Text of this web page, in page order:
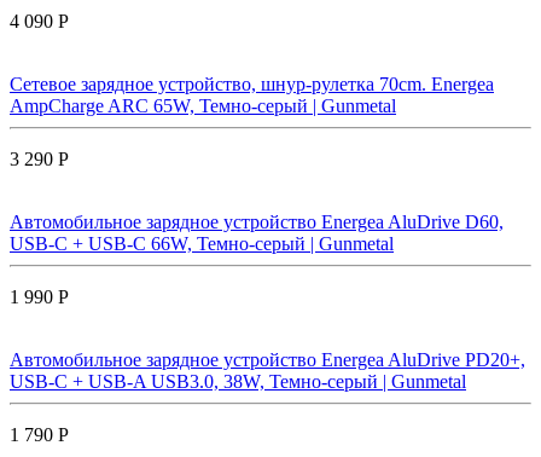
4 090 Р
Сетевое зарядное устройство, шнур-рулетка 70cm. Energea
AmpCharge ARC 65W, Темно-серый | Gunmetal
3 290 Р
Автомобильное зарядное устройство Energea AluDrive D60,
USB-C + USB-С 66W, Темно-серый | Gunmetal
1 990 Р
Автомобильное зарядное устройство Energea AluDrive PD20+,
USB-C + USB-A USB3.0, 38W, Темно-серый | Gunmetal
1 790 Р